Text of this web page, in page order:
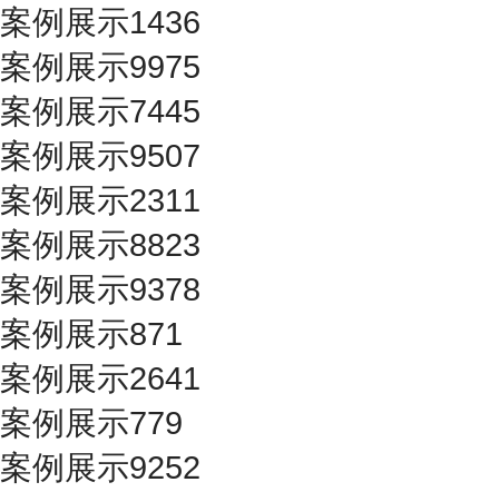
案例展示1436
案例展示9975
案例展示7445
案例展示9507
案例展示2311
案例展示8823
案例展示9378
案例展示871
案例展示2641
案例展示779
案例展示9252